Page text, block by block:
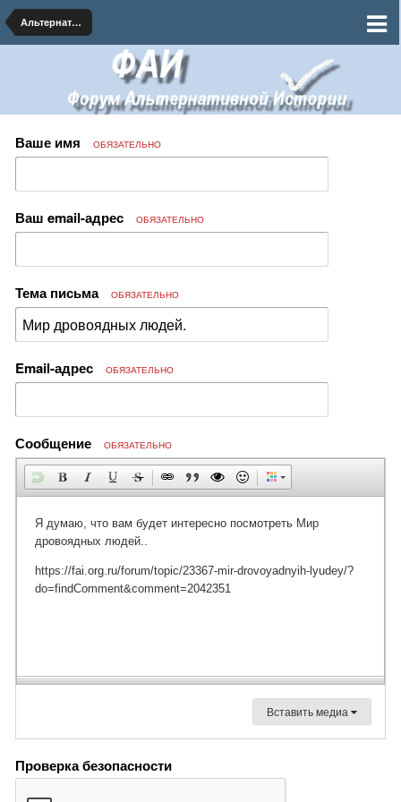
Альтернативная Биология
Ваше имя ОБЯЗАТЕЛЬНО
Ваш email-адрес ОБЯЗАТЕЛЬНО
Тема письма ОБЯЗАТЕЛЬНО
Email-адрес ОБЯЗАТЕЛЬНО
Сообщение ОБЯЗАТЕЛЬНО
Вставить медиа
Проверка безопасности